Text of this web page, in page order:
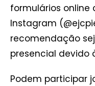
formulários online
Instagram
recomendação
presencial devido
Podem participar